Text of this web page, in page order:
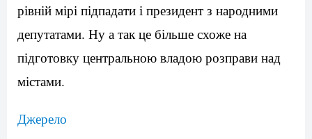
рівній мірі підпадати і президент з народними
депутатами. Ну а так це більше схоже на
підготовку центральною владою розправи над
містами.
Джерело